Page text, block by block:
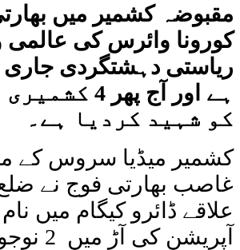
مقبوضہ کشمیر میں
کورونا وائرس کی عالمی
ریاستی دہشتگردی
ہے اور آج پھر
کو شہید کردیا ہے۔
کشمیر میڈیا سروس کے
غاصب بھارتی فوج نے
علاقے ڈائرو کیگام میں
آپریشن